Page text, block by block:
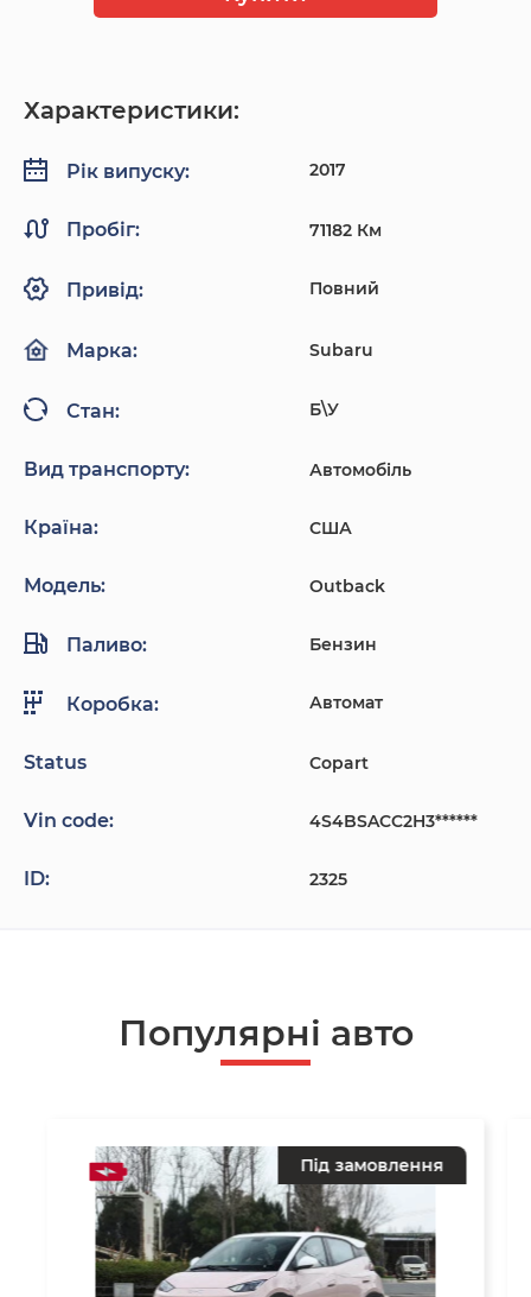
Характеристики:
Рік випуску: 2017
Пробіг: 71182 Км
Привід: Повний
Марка: Subaru
Стан: Б\У
Вид транспорту: Автомобіль
Країна: США
Модель: Outback
Паливо: Бензин
Коробка: Автомат
Status Copart
Vin code: 4S4BSACC2H3******
ID: 2325
Популярнi авто
Під замовлення